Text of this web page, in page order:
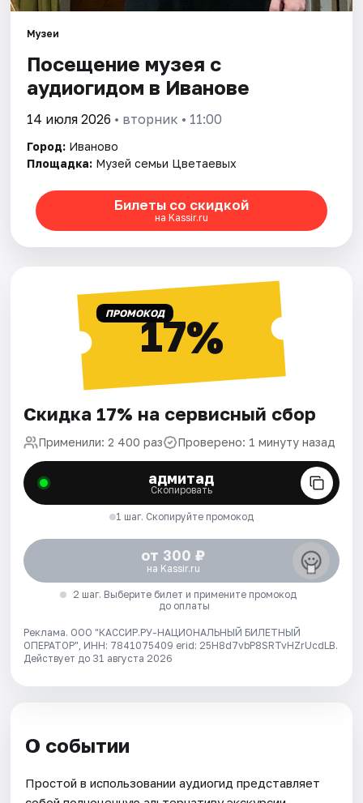
Музеи
Посещение музея с
аудиогидом в Иванове
14 июля 2026 • вторник • 11:00
Город: Иваново
Площадка: Музей семьи Цветаевых
Билеты со скидкой
на Kassir.ru
ПРОМОКОД17%
Скидка 17% на сервисный сбор
Применили: 2 400 раз Проверено: 1 минуту назад
адмитад
Скопировать
1 шаг. Скопируйте промокод
от 300 ₽
на Kassir.ru
2 шаг. Выберите билет и примените промокод
до оплаты
Реклама. ООО "КАССИР.РУ-НАЦИОНАЛЬНЫЙ БИЛЕТНЫЙ
ОПЕРАТОР", ИНН: 7841075409 erid: 25H8d7vbP8SRTvHZrUcdLB.
Действует до 31 августа 2026
О событии
Простой в использовании аудиогид представляет